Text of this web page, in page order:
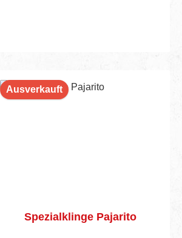
Ausverkauft
Spezialklinge Pajarito